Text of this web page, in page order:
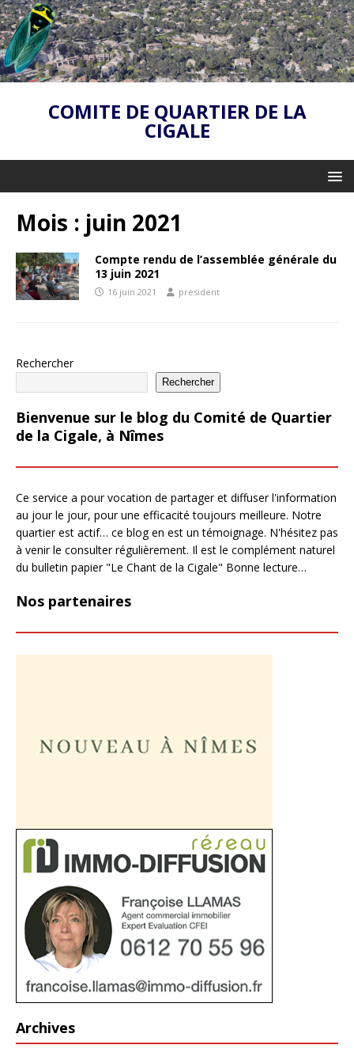
COMITE DE QUARTIER DE LA
CIGALE
Mois : juin 2021
Compte rendu de l’assemblée générale du
13 juin 2021
16 juin 2021 president
Rechercher
Rechercher
Bienvenue sur le blog du Comité de Quartier
de la Cigale, à Nîmes
Ce service a pour vocation de partager et diffuser l'information
au jour le jour, pour une efficacité toujours meilleure. Notre
quartier est actif… ce blog en est un témoignage. N'hésitez pas
à venir le consulter régulièrement. Il est le complément naturel
du bulletin papier "Le Chant de la Cigale" Bonne lecture…
Nos partenaires
Archives